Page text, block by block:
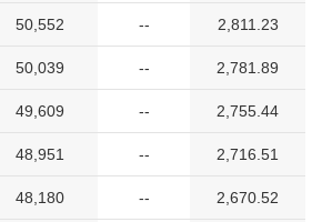
50,552 -- 2,811.23
50,039 -- 2,781.89
49,609 -- 2,755.44
48,951 -- 2,716.51
48,180 -- 2,670.52